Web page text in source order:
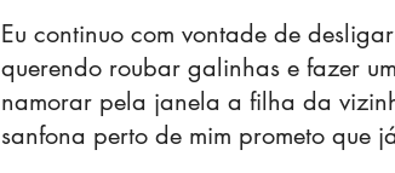
Eu continuo com vontade de
querendo roubar galinhas e fazer
namorar pela janela a filha da
sanfona perto de mim prometo que